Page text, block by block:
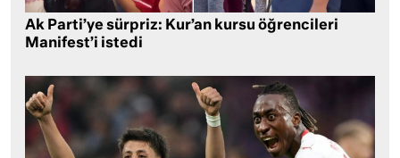
Ak Parti’ye sürpriz: Kur’an kursu öğrencileri
Manifest’i istedi